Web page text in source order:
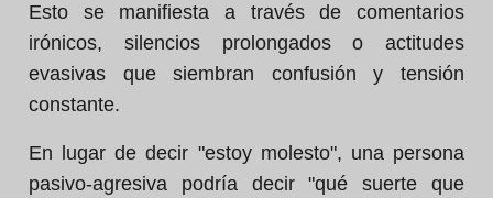
Esto se manifiesta a través de comentarios
irónicos, silencios prolongados o actitudes
evasivas que siembran confusión y tensión
constante.
En lugar de decir "estoy molesto", una persona
pasivo-agresiva podría decir "qué suerte que